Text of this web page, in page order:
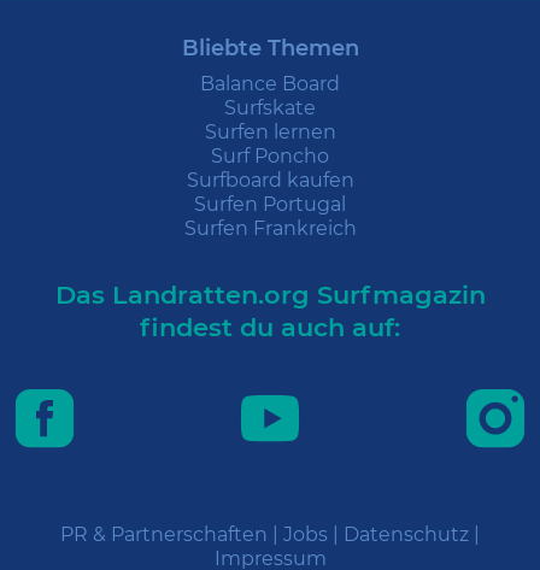
Bliebte Themen
Balance Board
Surfskate
Surfen lernen
Surf Poncho
Surfboard kaufen
Surfen Portugal
Surfen Frankreich
Das Landratten.org Surfmagazin
findest du auch auf:
PR & Partnerschaften Jobs Datenschutz
Impressum